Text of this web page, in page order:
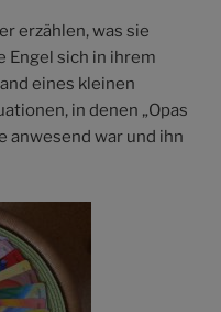
erzählen, was sie
Engel sich in ihrem
eines kleinen
in denen „Opas
anwesend war und ihn